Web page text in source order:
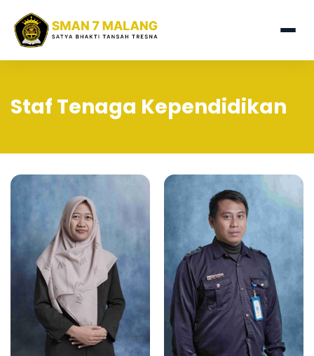
Staf Tenaga Kependidikan